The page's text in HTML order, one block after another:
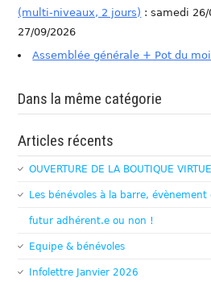
(multi-niveaux, 2 jours) : samedi
27/09/2026
Assemblée générale + Pot du
Dans la même catégorie
Articles récents
OUVERTURE DE LA BOUTIQUE
Les bénévoles à la barre,
futur adhérent.e ou non !
Equipe & bénévoles
Infolettre Janvier 2026